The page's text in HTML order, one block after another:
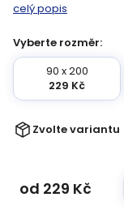
Zvolte variantu
Vyberte rozměr:
90 x 200
229 Kč
celý popis
od 229 Kč